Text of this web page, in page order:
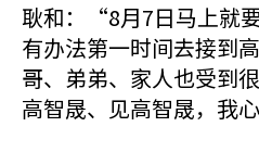
耿和：“8月7日马上就
有办法第一时间去接到
哥、弟弟、家人也受到
高智晟、见高智晟，我